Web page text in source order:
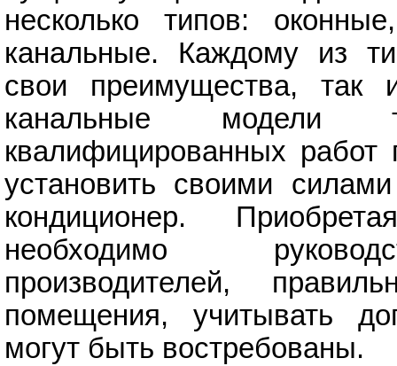
несколько типов:
канальные. Каждому из
свои преимущества, так
канальные модели
квалифицированных
установить своими
кондиционер.
необходимо
производителей,
помещения, учитывать
могут быть востребованы.